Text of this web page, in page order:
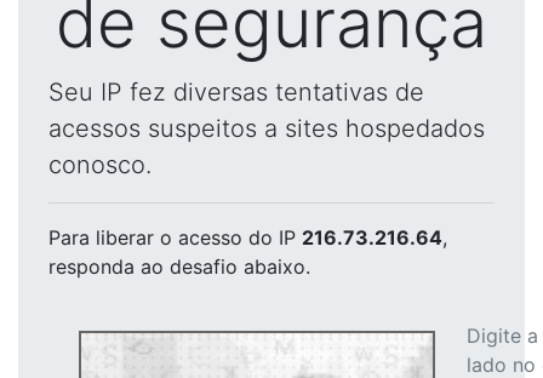
de segurança
Seu IP fez diversas tentativas de
acessos suspeitos a sites hospedados
conosco.
Para liberar o acesso do IP 216.73.216.64,
responda ao desafio abaixo.
Digite
lado no